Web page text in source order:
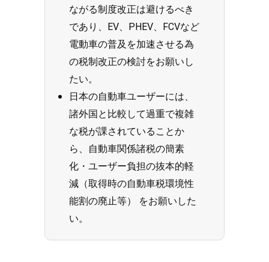
ながる制度改正は避けるべき
であり、EV、PHEV、FCVなど
電動車の普及を加速させる為
の税制改正の検討をお願いし
たい。
日本の自動車ユーザーには、
諸外国と比較して過重で複雑
な税が課されていることか
ら、自動車関係諸税の簡素
化・ユーザー負担の抜本的軽
減（取得時の自動車税環境性
能割の廃止等） をお願いした
い。